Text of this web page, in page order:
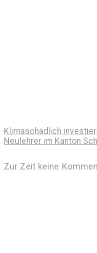
Klimaschädlich
Neulehrer im Kanton
Zur Zeit keine